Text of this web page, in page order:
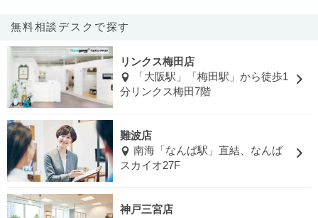
無料相談デスクで探す
リンクス梅田店
「大阪駅」「梅田駅」から徒歩1
分リンクス梅田7階
難波店
南海「なんば駅」直結、なんば
スカイオ27F
神戸三宮店